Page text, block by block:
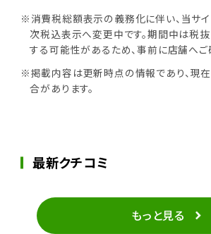
※消費税総額表示の義務化に伴い、当サ
次税込表示へ変更中です。期間中は税
する可能性があるため、事前に店舗へご
※掲載内容は更新時点の情報であり、現
合があります。
最新クチコミ
もっと見る